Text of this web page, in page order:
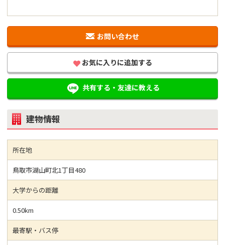
お問い合わせ
お気に入りに追加する
共有する・友達に教える
建物情報
所在地
鳥取市湖山町北1丁目480
大学からの距離
0.50km
最寄駅・バス停